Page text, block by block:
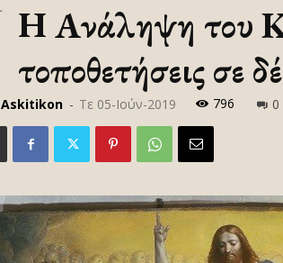
Η Ανάληψη του
τοποθετήσεις σε
Askitikon - Τε 05-Ιούν-2019 796 0